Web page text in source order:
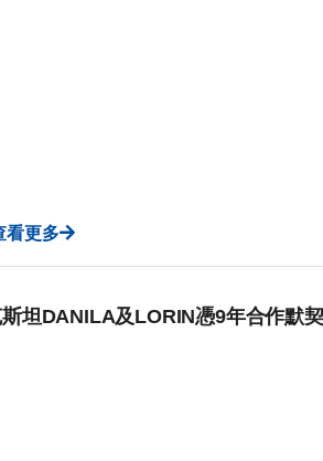
看更多
坦DANILA及LORIN憑9年合作默